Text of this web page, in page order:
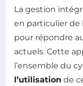
La gestion
en particulier de
pour répondre
actuels. Cette
l’ensemble du
l’utilisation de